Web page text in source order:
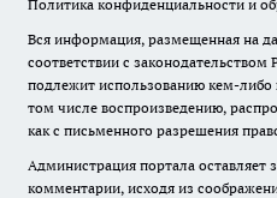
Политика конфиденциальности и
Вся информация, размещенная на
соответствии с
подлежит использованию кем-
том числе воспроизведению,
как с письменного разрешения
Администрация портала оставляет
комментарии, исходя из